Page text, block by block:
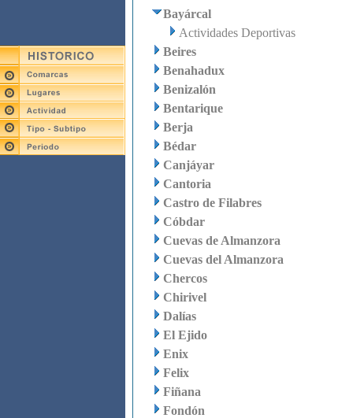
Bayárcal
Actividades Deportivas
Beires
Benahadux
Benizalón
Bentarique
Berja
Bédar
Canjáyar
Cantoria
Castro de Filabres
Cóbdar
Cuevas de Almanzora
Cuevas del Almanzora
Chercos
Chirivel
Dalías
El Ejido
Enix
Felix
Fiñana
Fondón